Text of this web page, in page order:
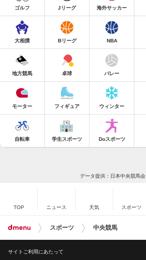
ゴルフ Jリーグ 海外サッカー
大相撲 Bリーグ NBA
地方競馬 卓球 バレー
モーター フィギュア ウィンター
自転車 学生スポーツ Doスポーツ
データ提供：日本中央競馬会
TOP ニュース 天気 スポーツ
スポーツ 中央競馬
サイトご利用にあたって